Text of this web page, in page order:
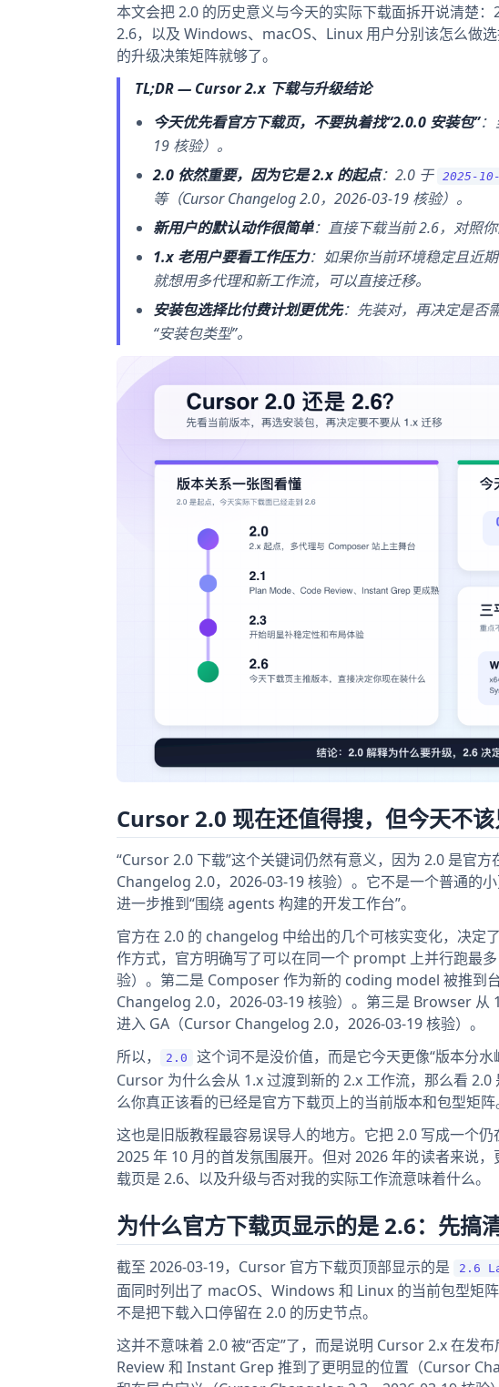
本文会把 2.0 的历史意义与今天的实际下载面拆开说清楚
2.6，以及 Windows、macOS、Linux 用户分别该怎么做
的升级决策矩阵就够了。
TL;DR — Cursor 2.x 下载与升级结论
今天优先看官方下载页，不要执着找“2.0.0 安装包”：
19 核验）。
2.0 依然重要，因为它是 2.x 的起点：2.0 于 2025-
等（Cursor Changelog 2.0，2026-03-19 核验）。
新用户的默认动作很简单：直接下载当前 2.6，对照
1.x 老用户要看工作压力：如果你当前环境稳定且近
就想用多代理和新工作流，可以直接迁移。
安装包选择比付费计划更优先：先装对，再决定是否
“安装包类型”。
Cursor 2.0 现在还值得搜，但今天不
“Cursor 2.0 下载”这个关键词仍然有意义，因为 2.0 是官
Changelog 2.0，2026-03-19 核验）。它不是一个普通的
进一步推到“围绕 agents 构建的开发工作台”。
官方在 2.0 的 changelog 中给出的几个可核实变化，决定
作方式，官方明确写了可以在同一个 prompt 上并行跑最
验）。第二是 Composer 作为新的 coding model 被推到
Changelog 2.0，2026-03-19 核验）。第三是 Browser
进入 GA（Cursor Changelog 2.0，2026-03-19 核验）。
所以，
2.0
这个词不是没价值，而是它今天更像“版本分
Cursor 为什么会从 1.x 过渡到新的 2.x 工作流，那么看
么你真正该看的已经是官方下载页上的当前版本和包型矩阵
这也是旧版教程最容易误导人的地方。它把 2.0 写成一个
2025 年 10 月的首发氛围展开。但对 2026 年的读者来说
载页是 2.6、以及升级与否对我的实际工作流意味着什么。
为什么官方下载页显示的是 2.6：先搞
截至 2026-03-19，Cursor 官方下载页顶部显示的是 2.6
面同时列出了 macOS、Windows 和 Linux 的当前包型矩
不是把下载入口停留在 2.0 的历史节点。
这并不意味着 2.0 被“否定”了，而是说明 Cursor 2.x 在发
Review 和 Instant Grep 推到了更明显的位置（Cursor